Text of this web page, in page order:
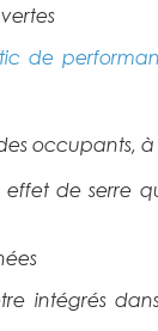
de
occupants,
de serre
intégrés